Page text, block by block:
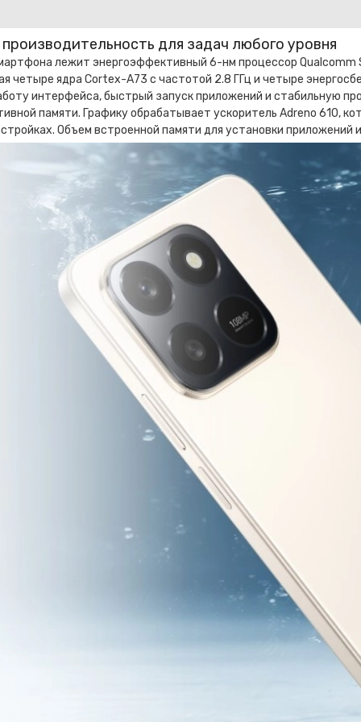
для задач любого уровня
лежит энергоэффективный 6-нм процессор Qualcomm
четыре ядра Cortex-A73 с частотой 2.8 ГГц и четыре
интерфейса, быстрый запуск приложений и стабильную
памяти. Графику обрабатывает ускоритель Adreno 610,
Объем встроенной памяти для установки